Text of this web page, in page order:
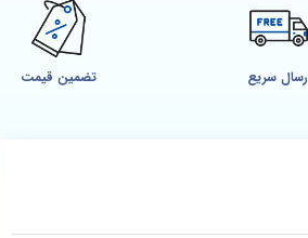
سریع تضمین قیمت